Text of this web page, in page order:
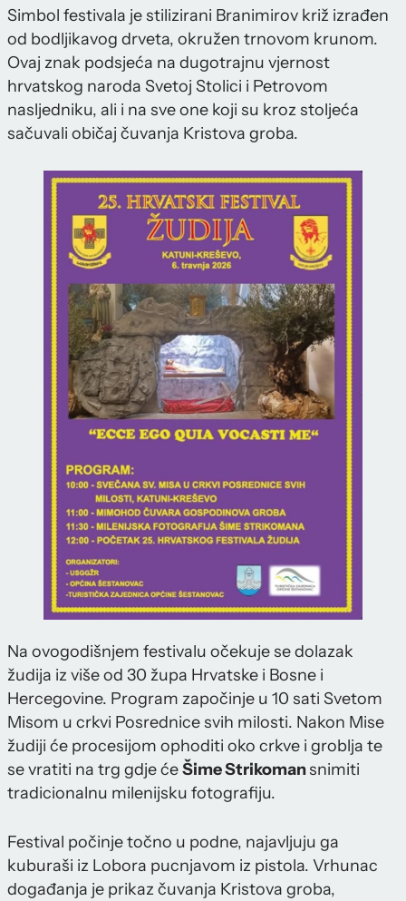
Simbol festivala je stilizirani Branimirov križ izrađen
od bodljikavog drveta, okružen trnovom krunom.
Ovaj znak podsjeća na dugotrajnu vjernost
hrvatskog naroda Svetoj Stolici i Petrovom
nasljedniku, ali i na sve one koji su kroz stoljeća
sačuvali običaj čuvanja Kristova groba.
Na ovogodišnjem festivalu očekuje se dolazak
žudija iz više od 30 župa Hrvatske i Bosne i
Hercegovine. Program započinje u 10 sati Svetom
Misom u crkvi Posrednice svih milosti. Nakon Mise
žudiji će procesijom ophoditi oko crkve i groblja te
se vratiti na trg gdje ćeŠime Strikomansnimiti
tradicionalnu milenijsku fotografiju.
Festival počinje točno u podne, najavljuju ga
kuburaši iz Lobora pucnjavom iz pistola. Vrhunac
događanja je prikaz čuvanja Kristova groba,